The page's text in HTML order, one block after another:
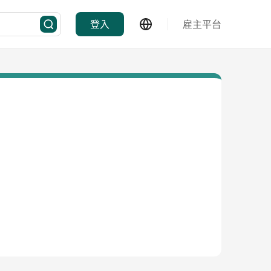
登入 雇主平台